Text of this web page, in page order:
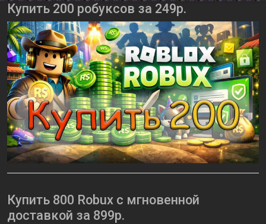
Купить 200 робуксов за 249р.
Купить 800 Robux с мгновенной
доставкой за 899р.